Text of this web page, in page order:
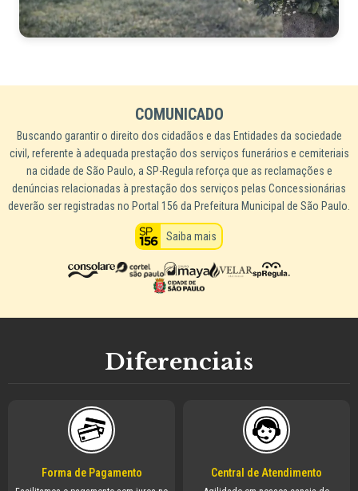
COMUNICADO
Buscando garantir o direito dos cidadãos e das Entidades da sociedade
civil, referente à adequada prestação dos serviços funerários e cemiteriais
na cidade de São Paulo, a SP-Regula reforça que as reclamações e
denúncias relacionadas à prestação dos serviços pelas Concessionárias
deverão ser registradas no Portal 156 da Prefeitura Municipal de São Paulo.
Saiba mais
Diferenciais
Forma de Pagamento Central de Atendimento